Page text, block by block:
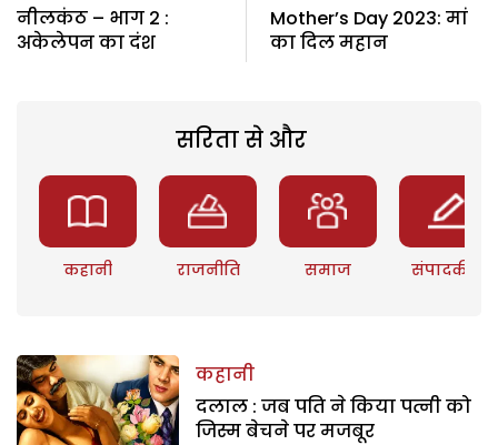
नीलकंठ – भाग 2 :
अकेलेपन का दंश
Mother’s Day 2023: मां
का दिल महान
सरिता से और
कहानी राजनीति समाज संपादकीय
कहानी
दलाल : जब पति ने किया पत्नी को
जिस्म बेचने पर मजबूर